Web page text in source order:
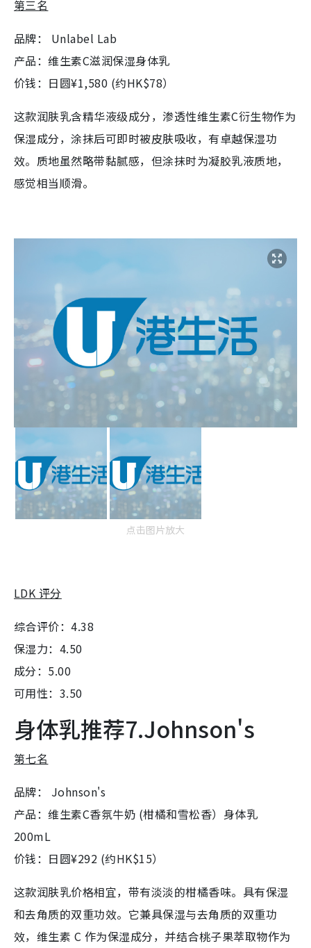
第三名
品牌： Unlabel Lab
产品：维生素C滋润保湿身体乳
价钱：日圆¥1,580 (约HK$78）
这款润肤乳含精华液级成分，渗透性维生素C衍生物作为
保湿成分，涂抹后可即时被皮肤吸收，有卓越保湿功
效。质地虽然略带黏腻感，但涂抹时为凝胶乳液质地，
感觉相当顺滑。
点击图片放大
LDK 评分
综合评价：4.38
保湿力：4.50
成分：5.00
可用性：3.50
身体乳推荐7.Johnson's
第七名
品牌： Johnson's
产品：维生素C香氛牛奶 (柑橘和雪松香） 身体乳
200mL
价钱：日圆¥292 (约HK$15）
这款润肤乳价格相宜，带有淡淡的柑橘香味。具有保湿
和去角质的双重功效。它兼具保湿与去角质的双重功
效，维生素 C 作为保湿成分，并结合桃子果萃取物作为